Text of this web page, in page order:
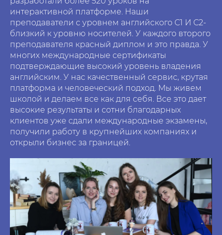
интерактивной платформе. Наши
преподаватели с уровнем английского С1 И С2-
близкий к уровню носителей. У каждого второго
преподавателя красный диплом и это правда. У
многих международные сертификаты
подтверждающие высокий уровень владения
английским. У нас качественный сервис, крутая
платформа и человеческий подход. Мы живем
школой и делаем все как для себя. Все это дает
высокие результаты и сотни благодарных
клиентов уже сдали международные экзамены,
получили работу в крупнейших компаниях и
открыли бизнес за границей.